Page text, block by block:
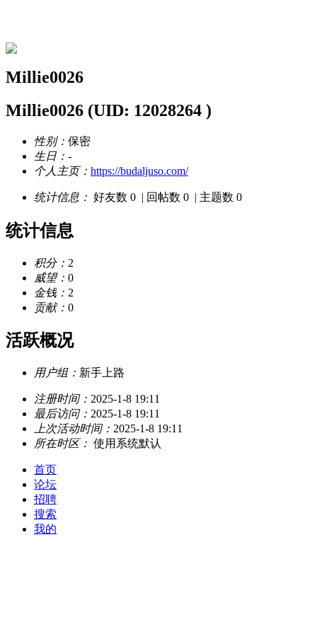
Millie0026
Millie0026 (UID: 12028264 )
性别： 保密
生日： -
个人主页： https://budaljuso.com/
统计信息： 好友数 0 | 回帖数 0 | 主题数 0
统计信息
积分： 2
威望： 0
金钱： 2
贡献： 0
活跃概况
用户组： 新手上路
注册时间： 2025-1-8 19:11
最后访问： 2025-1-8 19:11
上次活动时间： 2025-1-8 19:11
所在时区： 使用系统默认
首页
论坛
招聘
搜索
我的